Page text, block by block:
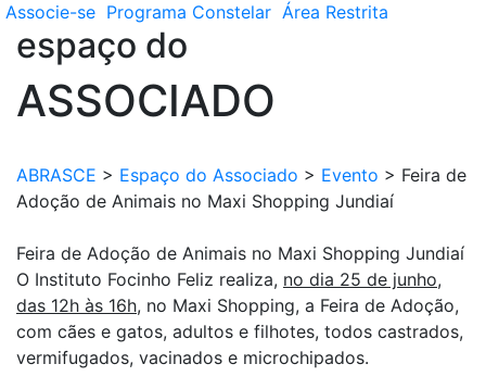
Associe-se Programa Constelar Área Restrita
espaço do
ASSOCIADO
ABRASCE > Espaço do Associado > Evento > Feira de
Adoção de Animais no Maxi Shopping Jundiaí
Feira de Adoção de Animais no Maxi Shopping Jundiaí
O Instituto Focinho Feliz realiza, no dia 25 de junho,
das 12h às 16h, no Maxi Shopping, a Feira de Adoção,
com cães e gatos, adultos e filhotes, todos castrados,
vermifugados, vacinados e microchipados.